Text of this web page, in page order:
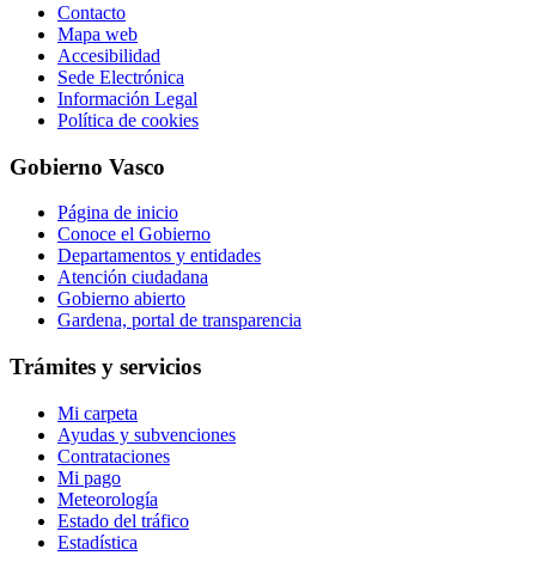
Contacto
Mapa web
Accesibilidad
Sede Electrónica
Información Legal
Política de cookies
Gobierno Vasco
Página de inicio
Conoce el Gobierno
Departamentos y entidades
Atención ciudadana
Gobierno abierto
Gardena, portal de transparencia
Trámites y servicios
Mi carpeta
Ayudas y subvenciones
Contrataciones
Mi pago
Meteorología
Estado del tráfico
Estadística